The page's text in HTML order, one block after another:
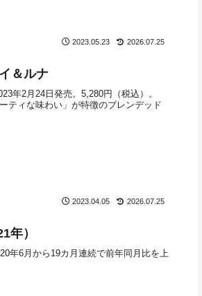
2023.05.23 2026.07.25
＆ルナ
年2月24日発売。5,280円（税込）。
ティな味わい」が特徴のブレンデッド
2023.04.05 2026.07.25
年）
年6月から19カ月連続で前年同月比を上